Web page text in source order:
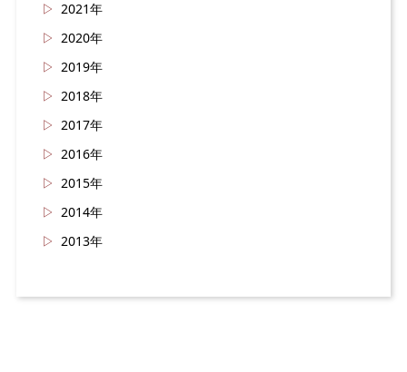
2021年
2020年
2019年
2018年
2017年
2016年
2015年
2014年
2013年